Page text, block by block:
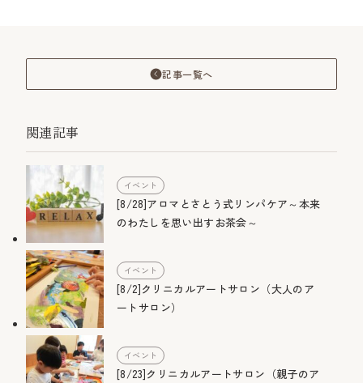
記事一覧へ
関連記事
イベント
[8/28]アロマとさとう式リンパケア～本来
のわたしを思い出すお茶会～
イベント
[8/2]クリニカルアートサロン（大人のア
ートサロン）
イベント
[8/23]クリニカルアートサロン（親子のア